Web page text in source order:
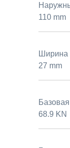
110 mm
Ширина
27 mm
68.9 KN